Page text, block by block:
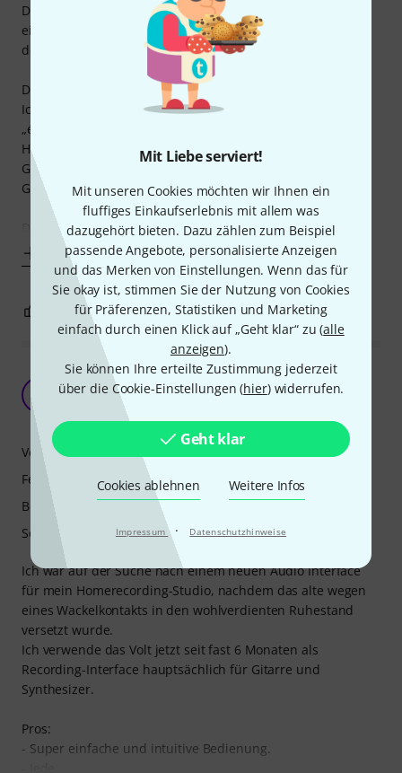
Mit Liebe serviert!
Mit unseren Cookies möchten wir Ihnen ein
fluffiges Einkaufserlebnis mit allem was
dazugehört bieten. Dazu zählen zum Beispiel
passende Angebote, personalisierte Anzeigen
und das Merken von Einstellungen. Wenn das für
Sie okay ist, stimmen Sie der Nutzung von Cookies
für Präferenzen, Statistiken und Marketing
einfach durch einen Klick auf „Geht klar“ zu (alle
anzeigen).
Sie können Ihre erteilte Zustimmung jederzeit
über die Cookie-Einstellungen (hier) widerrufen.
Geht klar
Cookies ablehnen Weitere Infos
Impressum · Datenschutzhinweise
Die Universal Audio Volt 476P habe ich behalten aus einem
einzigen Grund:
der Klang.
Das warme, volle Soundbild hat mich sofort überzeugt.
Ich habe viel Erfahrung – und ein gutes Ohr für das, was
„echt“ klingt.
Hier stimmt die Farbe, die Tiefe, dieses gewisse analoge
Gefühl.
Genau deshalb ist sie geblieben.
Die Kompressoren habe ich
Mehr anzeigen
0 BEWERTUNG MELDEN
Großartiges Audio-Interface für Home Studio
Recording
Ich war auf der Suche nach einem neuen Audio Interface
für mein Homerecording-Studio, nachdem das alte wegen
eines Wackelkontakts in den wohlverdienten Ruhestand
versetzt wurde.
Ich verwende das Volt jetzt seit fast 6 Monaten als
Recording-Interface hauptsächlich für Gitarre und
Synthesizer.
Pros:
- Super einfache und intuitive Bedienung.
Verarbeitung
Features
Bedienung
Sound